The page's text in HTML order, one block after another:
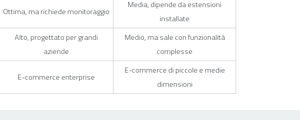
Ottima, ma richiede monitoraggio
Media, dipende da estensioni
installate
Alto, progettato per grandi
aziende
Medio, ma sale con funzionalità
complesse
E-commerce enterprise
E-commerce di piccole e medie
dimensioni